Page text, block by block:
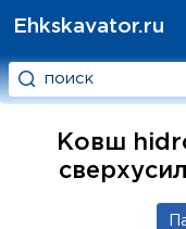
Ehkskavator.ru
Ковш